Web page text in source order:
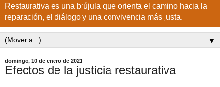
Restaurativa es una brújula que orienta el camino hacia la
reparación, el diálogo y una convivencia más justa.
▼
domingo, 10 de enero de 2021
Efectos de la justicia restaurativa